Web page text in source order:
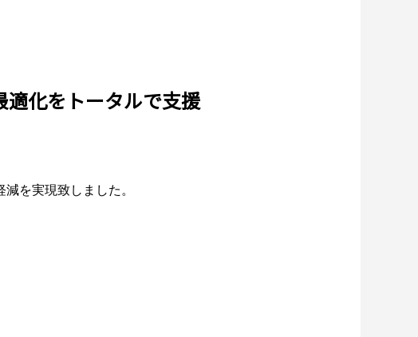
化をトータルで支援
を実現致しました。